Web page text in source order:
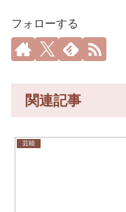
フォローする
関連記事
芸能